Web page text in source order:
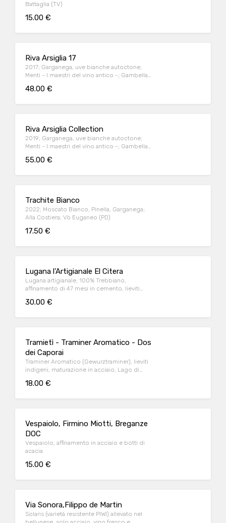
Battaglia (TV)
15.00 €
Riva Arsiglia 17
2017; Garganega, uve bianche autoctone;
Menti - I maestri del vino antico -; Gambellara
48.00 €
Riva Arsiglia Collection
2019; Garganega, uve bianche autoctone;
Menti - I maestri del vino antico -; Gambellara
55.00 €
Trachite Bianco
2022; Moscato Bianco, Pinella, Garganega;
Alla Costiera; Vò Euganeo (PD)
17.50 €
Lugana l'Artigianale El Citera
Lugana artigianale, 100% Trebbiano,
affinamento di 47 mesi in cemento, lieviti
30.00 €
Tramietì - Traminer Aromatico - Dos
dei Caporai
Traminer Aromatico (Gewurztraminer), lieviti
indigeni, maturazione in acciaio, Lago di
18.00 €
Vespaiolo, Firmino Miotti, Breganze
DOC
Vespaiolo, affinamento in acciaio e botti di
acacia
15.00 €
Via Sonora,Filippo de Martin
Solaris (varietà resistente PIWI) allevato nel